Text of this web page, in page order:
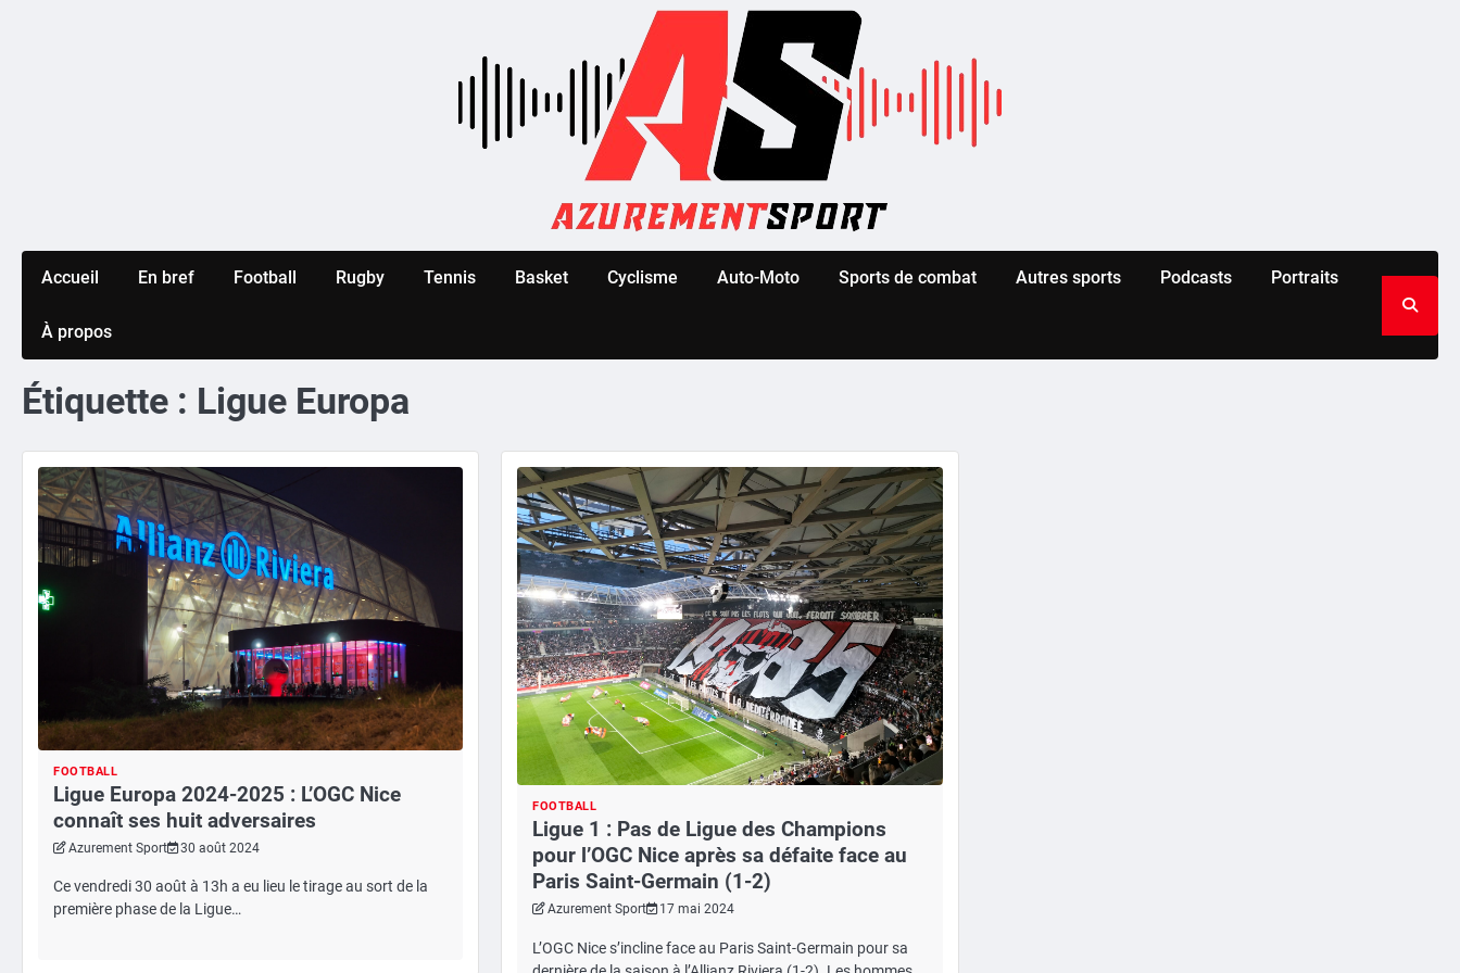
Accueil En bref Football Rugby Tennis Basket Cyclisme Auto-Moto Sports de combat Autres sports Podcasts Portraits
À propos
Étiquette : Ligue Europa
FOOTBALL
Ligue Europa 2024-2025 : L’OGC Nice
connaît ses huit adversaires
Azurement Sport 30 août 2024
Ce vendredi 30 août à 13h a eu lieu le tirage au sort de la
première phase de la Ligue…
FOOTBALL
Ligue 1 : Pas de Ligue des Champions
pour l’OGC Nice après sa défaite face au
Paris Saint-Germain (1-2)
Azurement Sport 17 mai 2024
L’OGC Nice s’incline face au Paris Saint-Germain pour sa